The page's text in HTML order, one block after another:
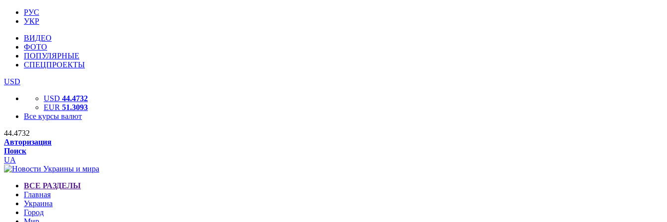
РУС
УКР
ВИДЕО
ФОТО
ПОПУЛЯРНЫЕ
СПЕЦПРОЕКТЫ
USD
USD 44.4732
EUR 51.3093
Все курсы валют
44.4732
Авторизация
Поиск
UA
ВСЕ РАЗДЕЛЫ
Главная
Украина
Город